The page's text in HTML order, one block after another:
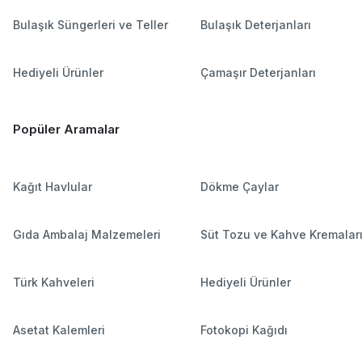
Bulaşık Süngerleri ve Teller Bulaşık Deterjanları
Hediyeli Ürünler Çamaşır Deterjanları
Popüler Aramalar
Kağıt Havlular Dökme Çaylar
Gıda Ambalaj Malzemeleri Süt Tozu ve Kahve Kremaları
Türk Kahveleri Hediyeli Ürünler
Asetat Kalemleri Fotokopi Kağıdı